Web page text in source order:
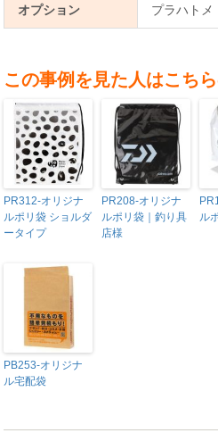
オプション プラハトメ
この事例を見た人はこち
PR312-オリジナ
ルポリ袋 ショルダ
ータイプ
PR208-オリジナ
ルポリ袋｜釣り具
店様
ル
PB253-オリジナ
ル宅配袋